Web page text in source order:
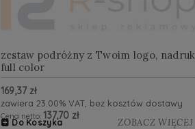
zestaw podróżny z Twoim logo, nadruk
full color
169,37 zł
zawiera 23.00% VAT, bez kosztów dostawy
Cena netto: 137,70 zł
Do Koszyka ZOBACZ WIĘCEJ